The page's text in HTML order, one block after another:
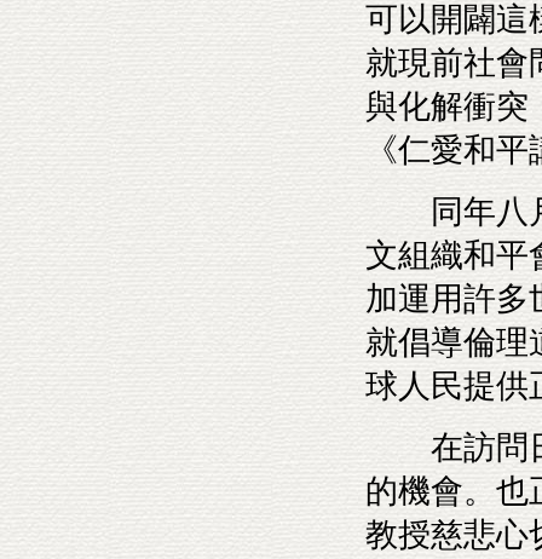
可以開闢這
就現前社會
與化解衝突
《仁愛和
同年八月
文組織和平
加運用許多
就倡導倫理
球人民提供
在訪問日
的機會。也
教授慈悲心